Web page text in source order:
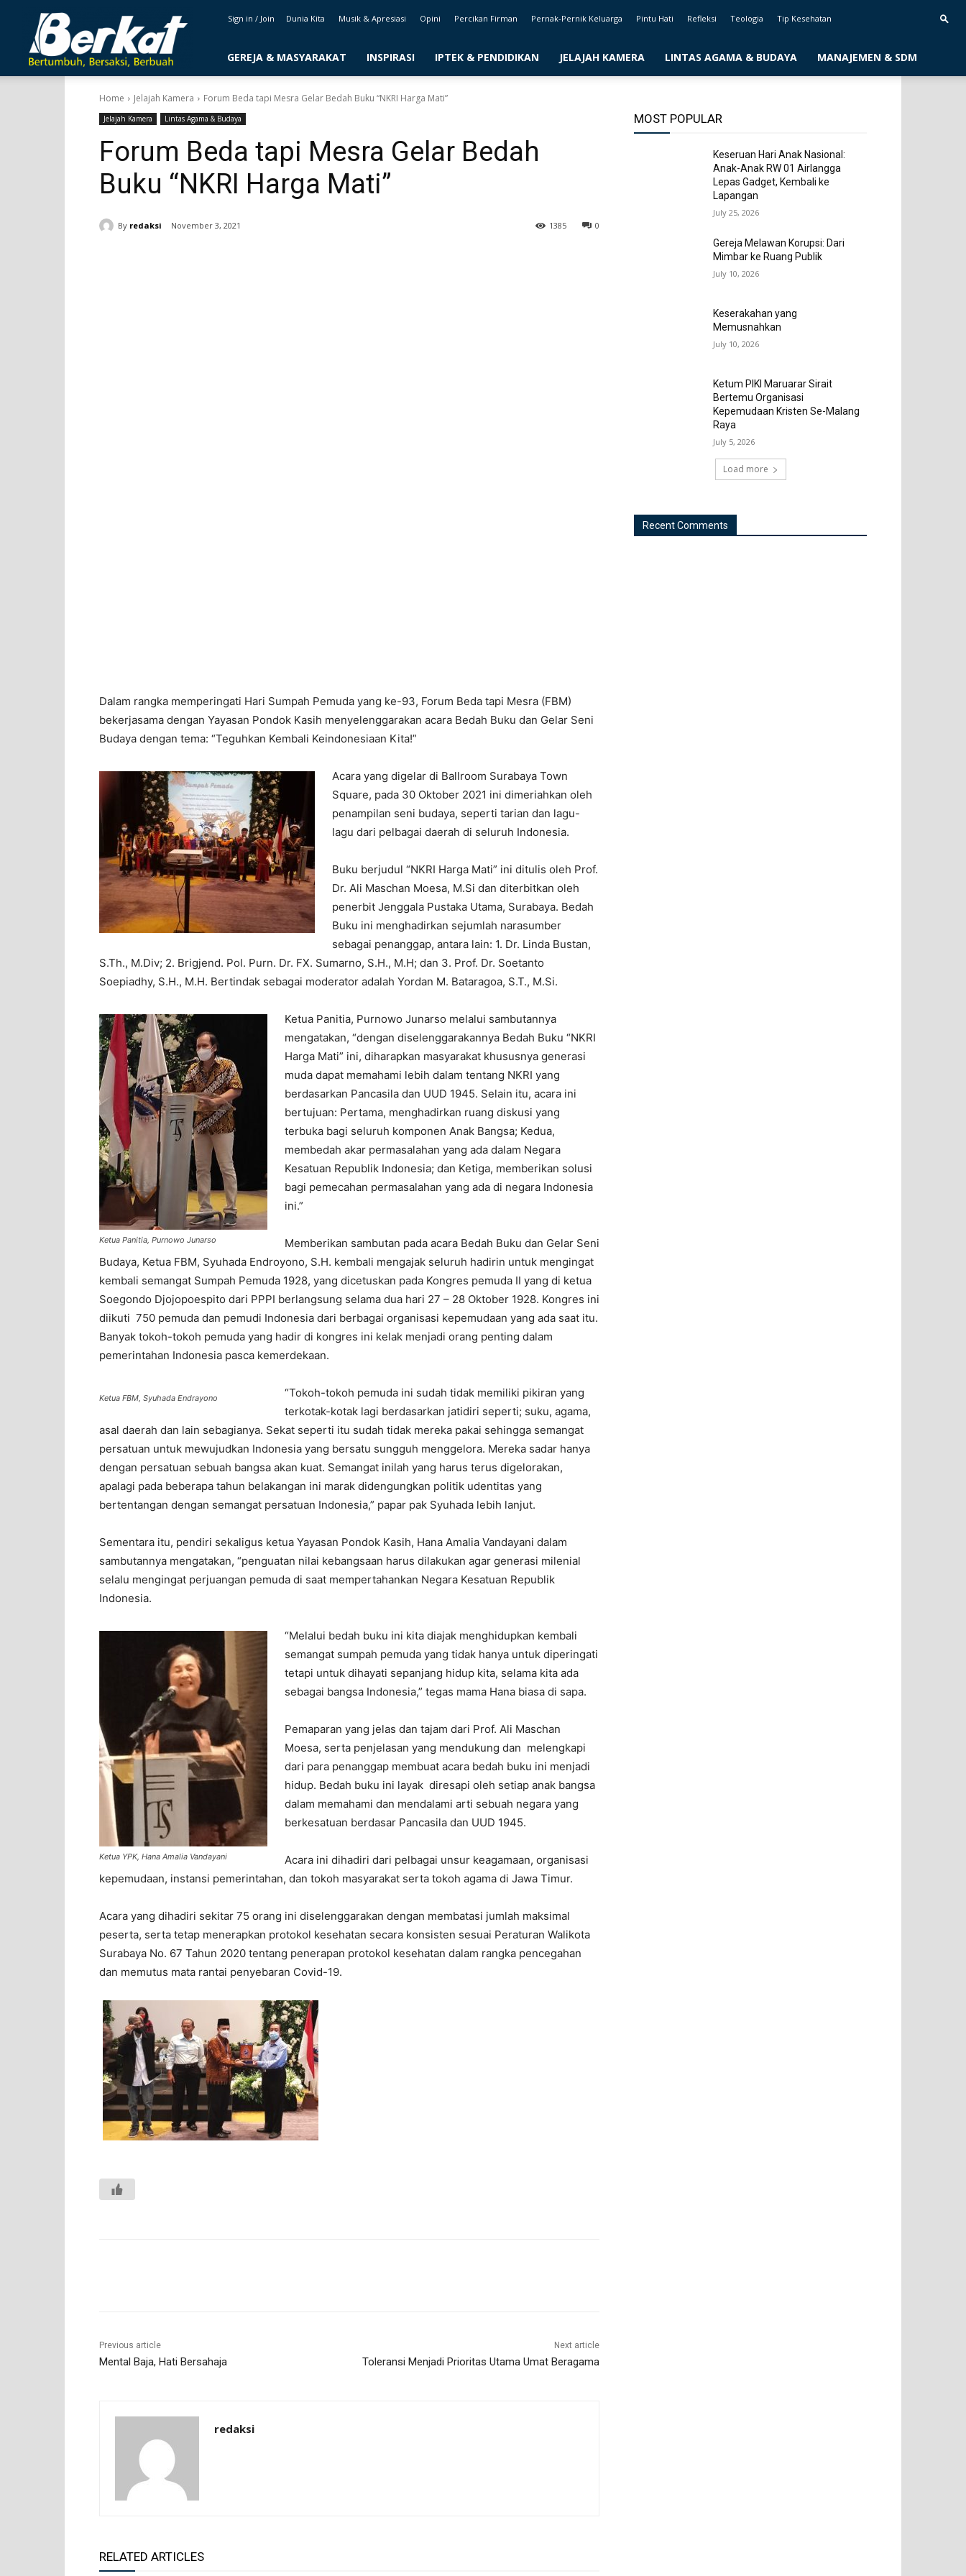
majalahberkat.net
Sign in / Join Dunia Kita Musik & Apresiasi Opini Percikan Firman Pernak-Pernik Keluarga Pintu Hati Refleksi Teologia Tip Kesehatan
GEREJA & MASYARAKAT INSPIRASI IPTEK & PENDIDIKAN JELAJAH KAMERA LINTAS AGAMA & BUDAYA MANAJEMEN & SDM
Home Jelajah Kamera Forum Beda tapi Mesra Gelar Bedah Buku “NKRI Harga Mati”
Jelajah Kamera Lintas Agama & Budaya
Forum Beda tapi Mesra Gelar Bedah
Buku “NKRI Harga Mati”
By redaksi November 3, 2021 0
1385
Dalam rangka memperingati Hari Sumpah Pemuda yang ke-93, Forum Beda tapi Mesra (FBM)
bekerjasama dengan Yayasan Pondok Kasih menyelenggarakan acara Bedah Buku dan Gelar Seni
Budaya dengan tema: “Teguhkan Kembali Keindonesiaan Kita!”
Acara yang digelar di Ballroom Surabaya Town
Square, pada 30 Oktober 2021 ini dimeriahkan oleh
penampilan seni budaya, seperti tarian dan lagu-
lagu dari pelbagai daerah di seluruh Indonesia.
Buku berjudul “NKRI Harga Mati” ini ditulis oleh Prof.
Dr. Ali Maschan Moesa, M.Si dan diterbitkan oleh
penerbit Jenggala Pustaka Utama, Surabaya. Bedah
Buku ini menghadirkan sejumlah narasumber
sebagai penanggap, antara lain: 1. Dr. Linda Bustan,
S.Th., M.Div; 2. Brigjend. Pol. Purn. Dr. FX. Sumarno, S.H., M.H; dan 3. Prof. Dr. Soetanto
Soepiadhy, S.H., M.H. Bertindak sebagai moderator adalah Yordan M. Bataragoa, S.T., M.Si.
Ketua Panitia, Purnowo Junarso
Ketua Panitia, Purnowo Junarso melalui sambutannya
mengatakan, “dengan diselenggarakannya Bedah Buku “NKRI
Harga Mati” ini, diharapkan masyarakat khususnya generasi
muda dapat memahami lebih dalam tentang NKRI yang
berdasarkan Pancasila dan UUD 1945. Selain itu, acara ini
bertujuan: Pertama, menghadirkan ruang diskusi yang
terbuka bagi seluruh komponen Anak Bangsa; Kedua,
membedah akar permasalahan yang ada dalam Negara
Kesatuan Republik Indonesia; dan Ketiga, memberikan solusi
bagi pemecahan permasalahan yang ada di negara Indonesia
ini.”
Memberikan sambutan pada acara Bedah Buku dan Gelar Seni
Budaya, Ketua FBM, Syuhada Endroyono, S.H. kembali mengajak seluruh hadirin untuk mengingat
kembali semangat Sumpah Pemuda 1928, yang dicetuskan pada Kongres pemuda II yang di ketua
Soegondo Djojopoespito dari PPPI berlangsung selama dua hari 27 – 28 Oktober 1928. Kongres ini
diikuti 750 pemuda dan pemudi Indonesia dari berbagai organisasi kepemudaan yang ada saat itu.
Banyak tokoh-tokoh pemuda yang hadir di kongres ini kelak menjadi orang penting dalam
pemerintahan Indonesia pasca kemerdekaan.
Ketua FBM, Syuhada Endrayono
“Tokoh-tokoh pemuda ini sudah tidak memiliki pikiran yang
terkotak-kotak lagi berdasarkan jatidiri seperti; suku, agama,
asal daerah dan lain sebagianya. Sekat seperti itu sudah tidak mereka pakai sehingga semangat
persatuan untuk mewujudkan Indonesia yang bersatu sungguh menggelora. Mereka sadar hanya
dengan persatuan sebuah bangsa akan kuat. Semangat inilah yang harus terus digelorakan,
apalagi pada beberapa tahun belakangan ini marak didengungkan politik udentitas yang
bertentangan dengan semangat persatuan Indonesia,” papar pak Syuhada lebih lanjut.
Sementara itu, pendiri sekaligus ketua Yayasan Pondok Kasih, Hana Amalia Vandayani dalam
sambutannya mengatakan, “penguatan nilai kebangsaan harus dilakukan agar generasi milenial
selalu mengingat perjuangan pemuda di saat mempertahankan Negara Kesatuan Republik
Indonesia.
Ketua YPK, Hana Amalia Vandayani
“Melalui bedah buku ini kita diajak menghidupkan kembali
semangat sumpah pemuda yang tidak hanya untuk diperingati
tetapi untuk dihayati sepanjang hidup kita, selama kita ada
sebagai bangsa Indonesia,” tegas mama Hana biasa di sapa.
Pemaparan yang jelas dan tajam dari Prof. Ali Maschan
Moesa, serta penjelasan yang mendukung dan melengkapi
dari para penanggap membuat acara bedah buku ini menjadi
hidup. Bedah buku ini layak diresapi oleh setiap anak bangsa
dalam memahami dan mendalami arti sebuah negara yang
berkesatuan berdasar Pancasila dan UUD 1945.
Acara ini dihadiri dari pelbagai unsur keagamaan, organisasi
kepemudaan, instansi pemerintahan, dan tokoh masyarakat serta tokoh agama di Jawa Timur.
Acara yang dihadiri sekitar 75 orang ini diselenggarakan dengan membatasi jumlah maksimal
peserta, serta tetap menerapkan protokol kesehatan secara konsisten sesuai Peraturan Walikota
Surabaya No. 67 Tahun 2020 tentang penerapan protokol kesehatan dalam rangka pencegahan
dan memutus mata rantai penyebaran Covid-19.
Previous article
Mental Baja, Hati Bersahaja
Next article
Toleransi Menjadi Prioritas Utama Umat Beragama
redaksi
RELATED ARTICLES
MOST POPULAR
Keseruan Hari Anak Nasional:
Anak-Anak RW 01 Airlangga
Lepas Gadget, Kembali ke
Lapangan
July 25, 2026
Gereja Melawan Korupsi: Dari
Mimbar ke Ruang Publik
July 10, 2026
Keserakahan yang
Memusnahkan
July 10, 2026
Ketum PIKI Maruarar Sirait
Bertemu Organisasi
Kepemudaan Kristen Se-Malang
Raya
July 5, 2026
Load more
Recent Comments